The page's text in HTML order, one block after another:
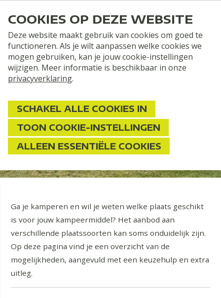
Twijfel je welke kampeerplaats
bij jouw kampeermiddel past?
Ga je kamperen en wil je weten welke plaats geschikt
is voor jouw kampeermiddel? Het aanbod aan
verschillende plaatssoorten kan soms onduidelijk zijn.
Op deze pagina vind je een overzicht van de
mogelijkheden, aangevuld met een keuzehulp en extra
uitleg.
COOKIES OP DEZE WEBSITE
Deze website maakt gebruik van cookies om goed te
functioneren. Als je wilt aanpassen welke cookies we
mogen gebruiken, kan je jouw cookie-instellingen
wijzigen. Meer informatie is beschikbaar in onze
privacyverklaring.
SCHAKEL ALLE COOKIES IN
TOON COOKIE-INSTELLINGEN
ALLEEN ESSENTIËLE COOKIES